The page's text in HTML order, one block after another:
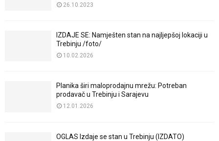
26.10.2023
IZDAJE SE: Namješten stan na najljepšoj lokaciji u
Trebinju /foto/
10.02.2026
Planika širi maloprodajnu mrežu: Potreban
prodavač u Trebinju i Sarajevu
12.01.2026
OGLAS Izdaje se stan u Trebinju (IZDATO)